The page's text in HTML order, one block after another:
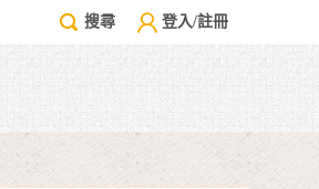
搜尋 登入/註冊